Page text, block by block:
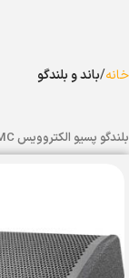
خانه باند و بلندگو
بلندگو پسیو الکتروویس ELECTRO VOICE MFX12MC